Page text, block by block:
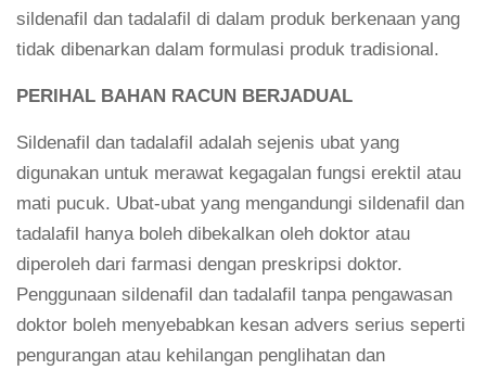
sildenafil dan tadalafil di dalam produk berkenaan yang
tidak dibenarkan dalam formulasi produk tradisional.
PERIHAL BAHAN RACUN BERJADUAL
Sildenafil dan tadalafil adalah sejenis ubat yang
digunakan untuk merawat kegagalan fungsi erektil atau
mati pucuk. Ubat-ubat yang mengandungi sildenafil dan
tadalafil hanya boleh dibekalkan oleh doktor atau
diperoleh dari farmasi dengan preskripsi doktor.
Penggunaan sildenafil dan tadalafil tanpa pengawasan
doktor boleh menyebabkan kesan advers serius seperti
pengurangan atau kehilangan penglihatan dan